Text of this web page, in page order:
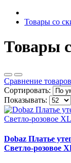
Товары со
Товары
Сравнение
Сортировать:
Показывать:
Dobaz Платье
Светло-розовое